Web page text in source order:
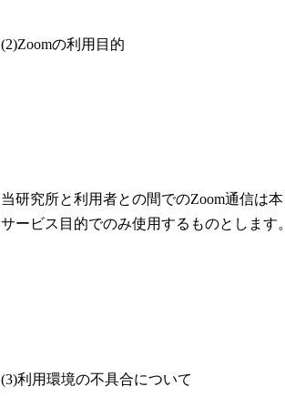
(2)Zoomの利用目的
当研究所と利用者との間でのZoom通信は本
サービス目的でのみ使用するものとします
(3)利用環境の不具合について